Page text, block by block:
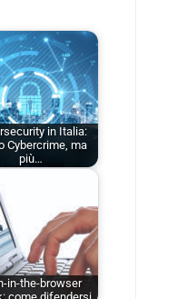
in Italia:
Cybercrime, ma
più…
in-the-browser